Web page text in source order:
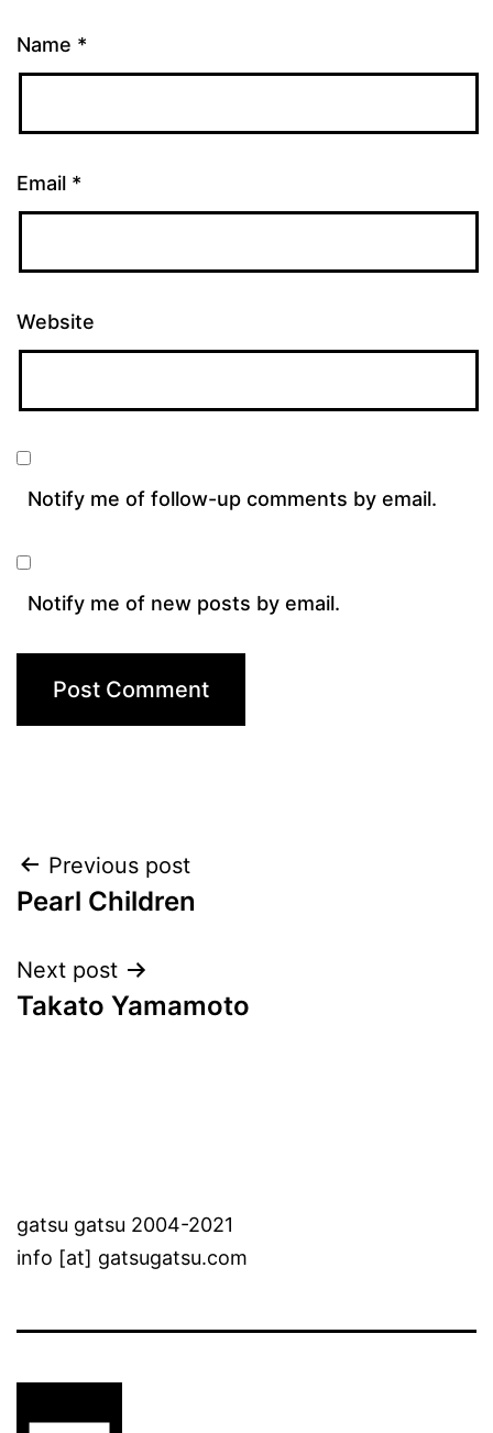
Name *
Email *
Website
Notify me of follow-up comments by email.
Notify me of new posts by email.
Post
navigation
Previous post
Pearl Children
Next post
Takato Yamamoto
gatsu gatsu 2004-2021
info [at] gatsugatsu.com